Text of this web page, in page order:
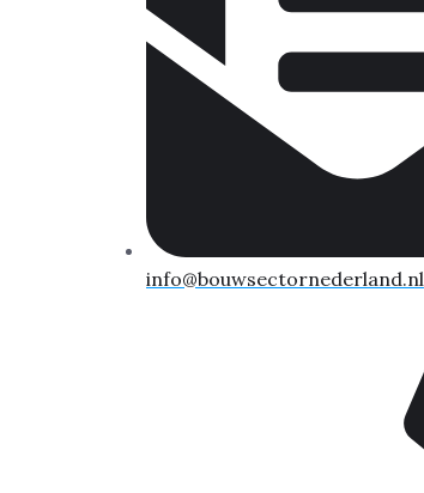
info@bouwsectornederland.nl